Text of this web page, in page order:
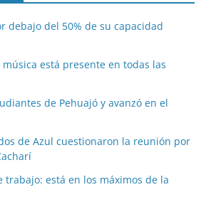
debajo del 50% de su capacidad
música está presente en todas las
de Pehuajó y avanzó en el
de Azul cuestionaron la reunión por
trabajo: está en los máximos de la